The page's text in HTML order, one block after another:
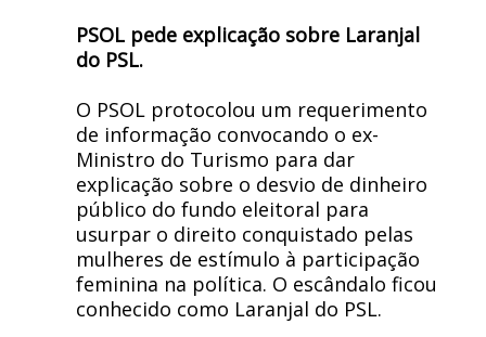
PSOL pede explicação sobre Laranjal
do PSL.
O PSOL protocolou um requerimento
de informação convocando o ex-
Ministro do Turismo para dar
explicação sobre o desvio de dinheiro
público do fundo eleitoral para
usurpar o direito conquistado pelas
mulheres de estímulo à participação
feminina na política. O escândalo ficou
conhecido como Laranjal do PSL.